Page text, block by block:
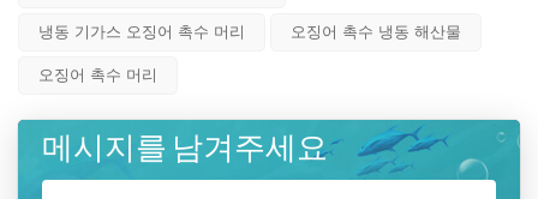
냉동 기가스 오징어 촉수 머리 오징어 촉수 냉동 해산물
오징어 촉수 머리
메시지를 남겨주세요